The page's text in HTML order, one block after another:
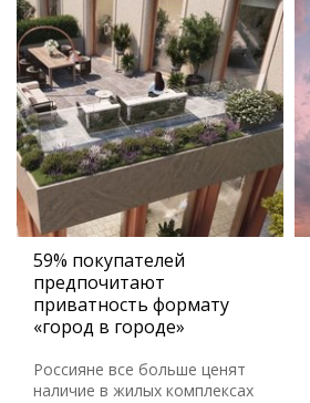
59% покупателей
предпочитают
приватность формату
«город в городе»
Россияне все больше ценят
наличие в жилых комплексах